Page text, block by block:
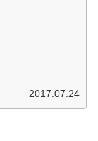
2017.07.24